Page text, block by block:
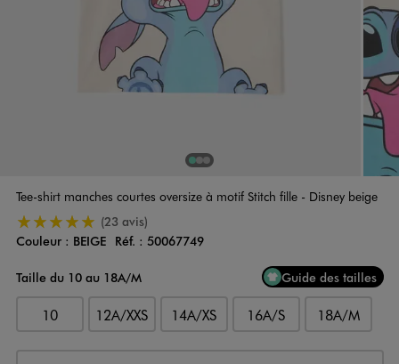
1Sur 3
2Sur 3
3 Sur 3
Tee-shirt manches courtes oversize à motif Stitch fille - Disney beige
5/5 de moyenne(23 avis)
Couleur
Couleur : BEIGE Réf. : 50067749
Taille du 10 au 18A/M
Guide des tailles
10 12A/XXS 14A/XS 16A/S 18A/M